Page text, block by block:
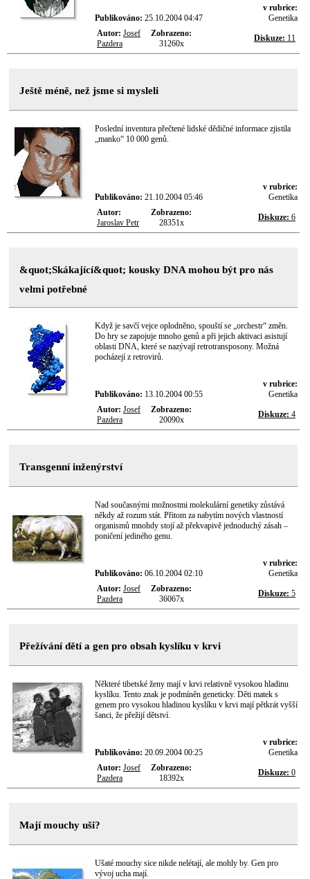
Publikováno: 25.10.2004 04:47
v rubrice:
Genetika
Autor: Josef
Pazdera
Zobrazeno:
31260x
Diskuze: 11
Ještě méně, než jsme si mysleli
Poslední inventura přečtené lidské dědičné informace zjistila
„manko“ 10 000 genů.
Publikováno: 21.10.2004 05:46
v rubrice:
Genetika
Autor:
Jaroslav Petr
Zobrazeno:
28351x
Diskuze: 6
&quot;Skákající&quot; kousky DNA mohou být pro nás
velmi potřebné
Když je savčí vejce oplodněno, spouští se „orchestr“ změn.
Do hry se zapojuje mnoho genů a při jejich aktivaci asistují
oblasti DNA, které se nazývají retrotransposony. Možná
pocházejí z retrovirů.
Publikováno: 13.10.2004 00:55
v rubrice:
Genetika
Autor: Josef
Pazdera
Zobrazeno:
20090x
Diskuze: 4
Transgenní inženýrství
Nad současnými možnostmi molekulární genetiky zůstává
někdy až rozum stát. Přitom za nabytím nových vlastností
organismů mnohdy stojí až překvapivě jednoduchý zásah –
poničení jediného genu.
Publikováno: 06.10.2004 02:10
v rubrice:
Genetika
Autor: Josef
Pazdera
Zobrazeno:
36067x
Diskuze: 5
Přežívání dětí a gen pro obsah kyslíku v krvi
Některé tibetské ženy mají v krvi relativně vysokou hladinu
kyslíku. Tento znak je podmíněn geneticky. Děti matek s
genem pro vysokou hladinou kyslíku v krvi mají pětkrát vyšší
šanci, že přežijí dětství.
Publikováno: 20.09.2004 00:25
v rubrice:
Genetika
Autor: Josef
Pazdera
Zobrazeno:
18392x
Diskuze: 0
Mají mouchy uši?
Ušaté mouchy sice nikde nelétají, ale mohly by. Gen pro
vývoj ucha mají.